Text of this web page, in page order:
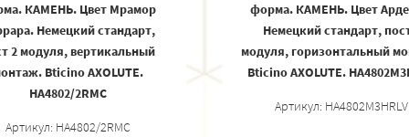
КАМЕНЬ. Цвет Мрамор
Немецкий стандарт,
2 модуля, вертикальный
Bticino AXOLUTE.
HA4802/2RMC
Артикул: HA4802/2RMC
форма. КАМЕНЬ. Цвет
Немецкий стандарт,
модуля, горизонтальный
Bticino AXOLUTE.
Артикул: HA4802M3HRLV